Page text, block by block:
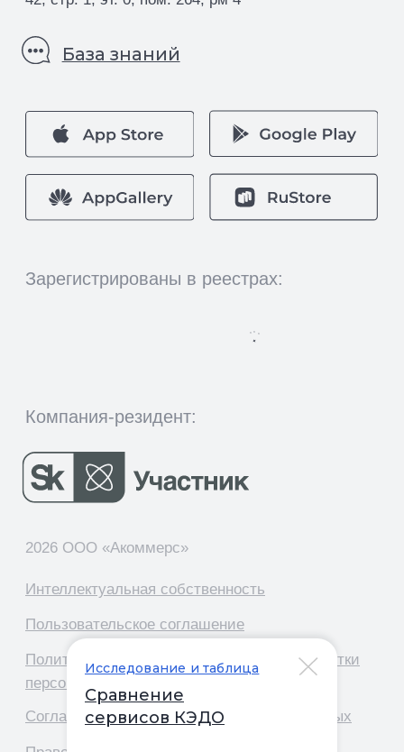
Исследование и таблица
Сравнение
сервисов КЭДО